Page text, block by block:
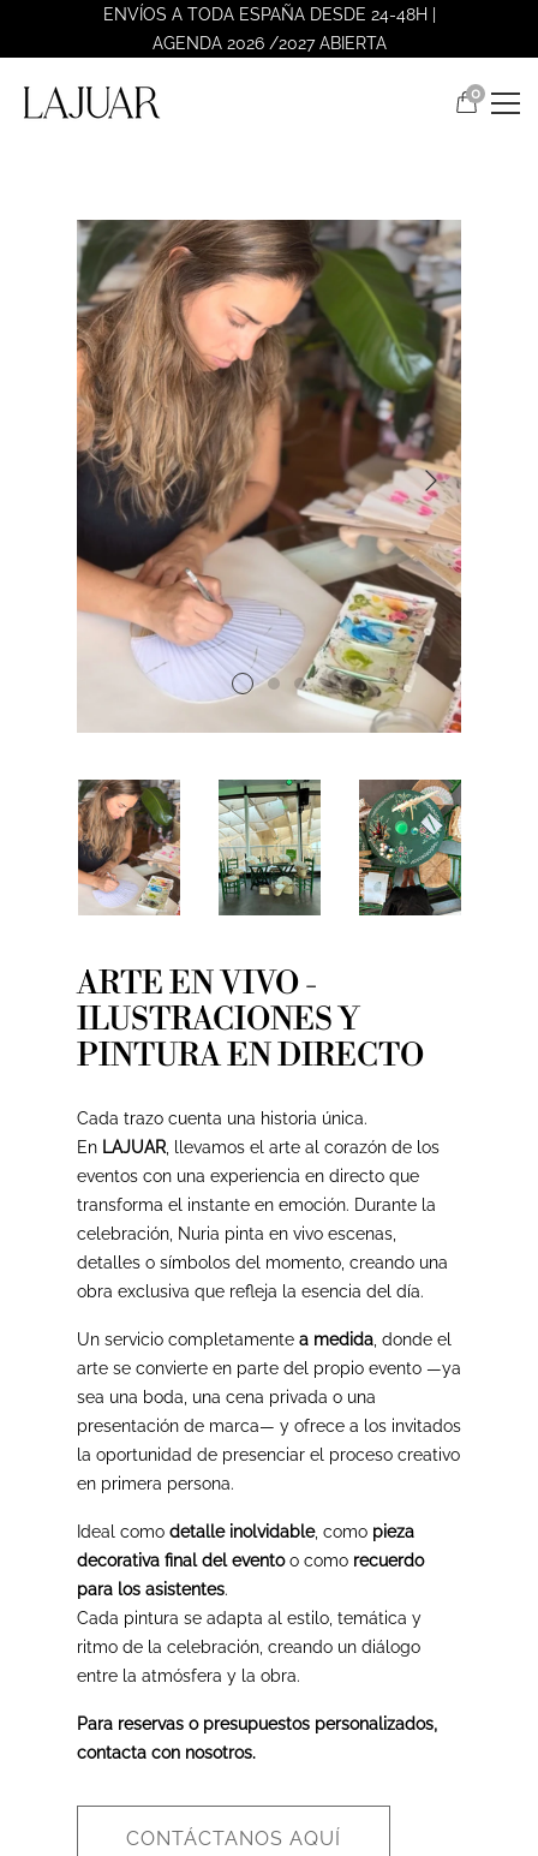
ENVÍOS A TODA ESPAÑA DESDE 24-48H |
AGENDA 2026 /2027 ABIERTA
0
ARTE EN VIVO -
ILUSTRACIONES Y
PINTURA EN DIRECTO
Cada trazo cuenta una historia única.
En LAJUAR , llevamos el arte al corazón de los
eventos con una experiencia en directo que
transforma el instante en emoción. Durante la
celebración, Nuria pinta en vivo escenas,
detalles o símbolos del momento, creando una
obra exclusiva que refleja la esencia del día.
Un servicio completamente a medida , donde el
arte se convierte en parte del propio evento —ya
sea una boda, una cena privada o una
presentación de marca— y ofrece a los invitados
la oportunidad de presenciar el proceso creativo
en primera persona.
Ideal como detalle inolvidable, como pieza
decorativa final del eventoo como recuerdo
para los asistentes.
Cada pintura se adapta al estilo, temática y
ritmo de la celebración, creando un diálogo
entre la atmósfera y la obra.
Para reservas o presupuestos personalizados,
contacta con nosotros.
CONTÁCTANOS AQUÍ